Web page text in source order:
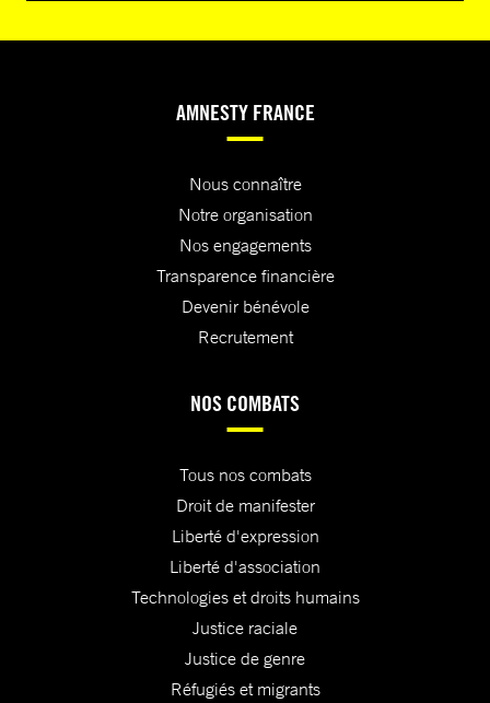
AMNESTY FRANCE
Nous connaître
Notre organisation
Nos engagements
Transparence financière
Devenir bénévole
Recrutement
NOS COMBATS
Tous nos combats
Droit de manifester
Liberté d'expression
Liberté d'association
Technologies et droits humains
Justice raciale
Justice de genre
Réfugiés et migrants